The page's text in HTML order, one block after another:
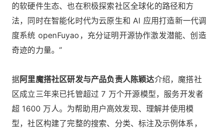
的软硬件生态、也在积极探索社区全球化的路径和方
法，同时在智能化时代为云原生和 AI 应用打造新一代调
度系统 openFuyao，充分证明开源协作激发潜能、创造
奇迹的力量。”
据阿里魔搭社区研发与产品负责人陈颖达介绍，魔搭社
区成立三年来已托管超过 7 万个开源模型，服务开发者
超 1600 万人。为帮助用户高效发现、理解并使用模
型，社区构建了完整的搜索、分类、标注及示例体系，